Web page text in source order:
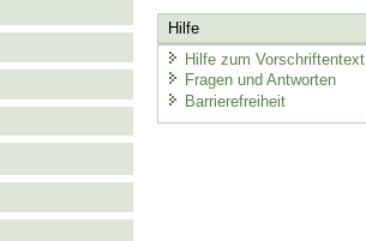
Hilfe
Hilfe zum Vorschriftentext
Fragen und Antworten
Barrierefreiheit